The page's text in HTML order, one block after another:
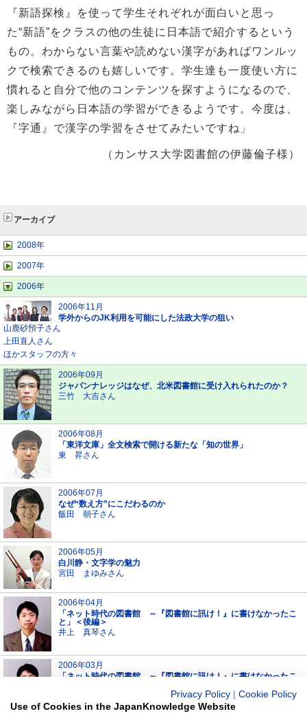
『新語探検』を使って学生それぞれが面白いと思っ
た“新語”をクラスの他の生徒に日本語で紹介するという
もの。わからない言葉や読めない漢字があればワンルッ
クで検索できるのも嬉しいです。学生達も一度使い方に
慣れると自分で他のコンテンツを探すようになるので、
楽しみながら日本語の学習ができるようです。今度は、
『字通』で漢字の学習をさせてみたいですね」
（カンサス大学図書館の伊藤倫子様）
アーカイブ
2008年
2007年
2006年
2006年11月
学外からのJK利用を可能にした法政大学の狙い
山鹿砂預子さん
上田直人さん
ほかスタッフの方々
2006年09月
ジャパンナレッジはなぜ、北米図書館に受け入れられたのか？
三竹 大吉さん
2006年08月
「東洋文庫」全文検索で開ける新たな「知の世界」
東 昇さん
2006年07月
なぜ“数え方”にこだわるのか
飯田 朝子さん
2006年05月
白川静・文字学の魅力
宮田 まゆみさん
2006年04月
「ネット時代の図書館 ～『図書館に訊け！』に書けなかったこ
と」＜後編＞
井上 真琴さん
2006年03月
「ネット時代の図書館 ～『図書館に訊け！』に書けなかったこ
Privacy Policy
Cookie Policy
Use of Cookies in the JapanKnowledge Website